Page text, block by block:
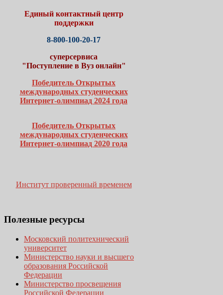
Единый контактный центр
поддержки
8-800-100-20-17
суперсервиса
"Поступление в Вуз онлайн"
Победитель Открытых
международных студенческих
Интернет-олимпиад 2024 года
Победитель Открытых
международных студенческих
Интернет-олимпиад 2020 года
Институт проверенный временем
Полезные ресурсы
Московский политехнический
университет
Министерство науки и высшего
образования Российской
Федерации
Министерство просвещения
Российской Федерации